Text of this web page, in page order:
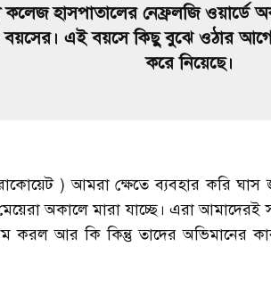
কলেজ হাসপাতালের নেফ্রলজি
এই বয়সে কিছু বুঝে ওঠার
করে নিয়েছে।
) আমরা ক্ষেতে ব্যবহার করি
অকালে মারা যাচ্ছে। এরা আমাদেরই
আর কি কিন্তু তাদের অভিমানের